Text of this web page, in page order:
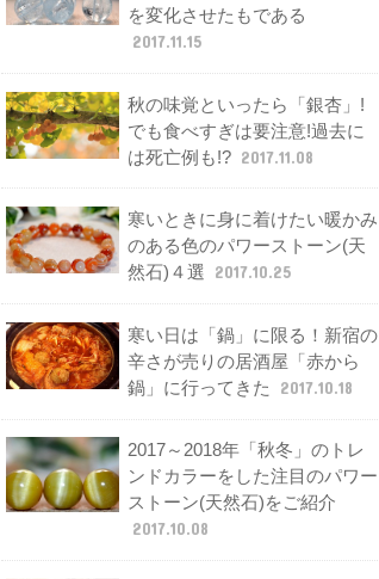
を変化させたもである
2017.11.15
秋の味覚といったら「銀杏」!
でも食べすぎは要注意!過去に
は死亡例も!? 2017.11.08
寒いときに身に着けたい暖かみ
のある色のパワーストーン(天
然石)４選
2017.10.25
寒い日は「鍋」に限る！新宿の
辛さが売りの居酒屋「赤から
鍋」に行ってきた
2017.10.18
2017～2018年「秋冬」のトレ
ンドカラーをした注目のパワー
ストーン(天然石)をご紹介
2017.10.08